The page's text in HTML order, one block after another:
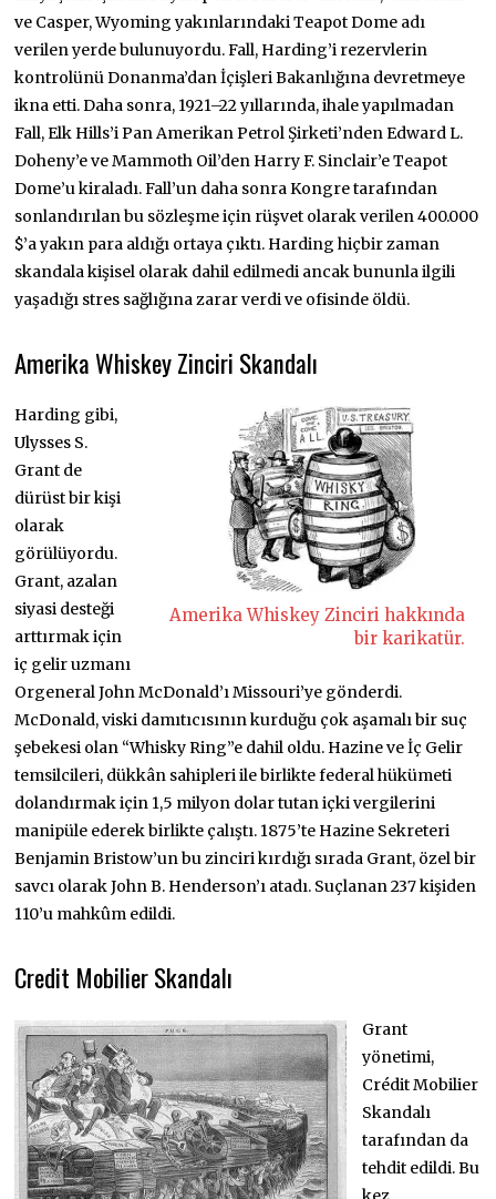
ve Casper, Wyoming yakınlarındaki Teapot Dome adı
verilen yerde bulunuyordu. Fall, Harding’i rezervlerin
kontrolünü Donanma’dan İçişleri Bakanlığına devretmeye
ikna etti. Daha sonra, 1921–22 yıllarında, ihale yapılmadan
Fall, Elk Hills’i Pan Amerikan Petrol Şirketi’nden Edward L.
Doheny’e ve Mammoth Oil’den Harry F. Sinclair’e Teapot
Dome’u kiraladı. Fall’un daha sonra Kongre tarafından
sonlandırılan bu sözleşme için rüşvet olarak verilen 400.000
$’a yakın para aldığı ortaya çıktı. Harding hiçbir zaman
skandala kişisel olarak dahil edilmedi ancak bununla ilgili
yaşadığı stres sağlığına zarar verdi ve ofisinde öldü.
Amerika Whiskey Zinciri Skandalı
Amerika Whiskey Zinciri hakkında
bir karikatür.
Harding gibi,
Ulysses S.
Grant de
dürüst bir kişi
olarak
görülüyordu.
Grant, azalan
siyasi desteği
arttırmak için
iç gelir uzmanı
Orgeneral John McDonald’ı Missouri’ye gönderdi.
McDonald, viski damıtıcısının kurduğu çok aşamalı bir suç
şebekesi olan “Whisky Ring”e dahil oldu. Hazine ve İç Gelir
temsilcileri, dükkân sahipleri ile birlikte federal hükümeti
dolandırmak için 1,5 milyon dolar tutan içki vergilerini
manipüle ederek birlikte çalıştı. 1875’te Hazine Sekreteri
Benjamin Bristow’un bu zinciri kırdığı sırada Grant, özel bir
savcı olarak John B. Henderson’ı atadı. Suçlanan 237 kişiden
110’u mahkûm edildi.
Credit Mobilier Skandalı
Grant
yönetimi,
Crédit Mobilier
Skandalı
tarafından da
tehdit edildi. Bu